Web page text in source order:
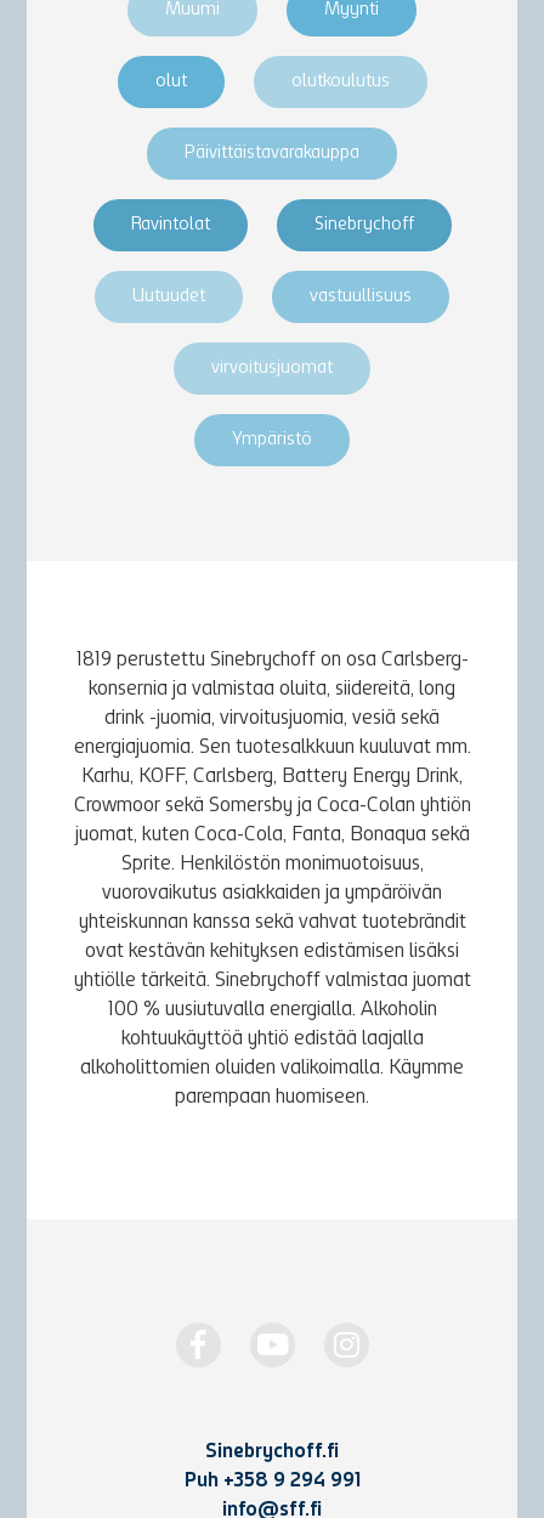
Muumi Myynti
olut olutkoulutus
Päivittäistavarakauppa
Ravintolat Sinebrychoff
Uutuudet vastuullisuus
virvoitusjuomat
Ympäristö
1819 perustettu Sinebrychoff on osa Carlsberg-
konsernia ja valmistaa oluita, siidereitä, long
drink -juomia, virvoitusjuomia, vesiä sekä
energiajuomia. Sen tuotesalkkuun kuuluvat mm.
Karhu, KOFF, Carlsberg, Battery Energy Drink,
Crowmoor sekä Somersby ja Coca-Colan yhtiön
juomat, kuten Coca-Cola, Fanta, Bonaqua sekä
Sprite. Henkilöstön monimuotoisuus,
vuorovaikutus asiakkaiden ja ympäröivän
yhteiskunnan kanssa sekä vahvat tuotebrändit
ovat kestävän kehityksen edistämisen lisäksi
yhtiölle tärkeitä. Sinebrychoff valmistaa juomat
100 % uusiutuvalla energialla. Alkoholin
kohtuukäyttöä yhtiö edistää laajalla
alkoholittomien oluiden valikoimalla. Käymme
parempaan huomiseen.
Sinebrychoff.fi
Puh +358 9 294 991
info@sff.fi